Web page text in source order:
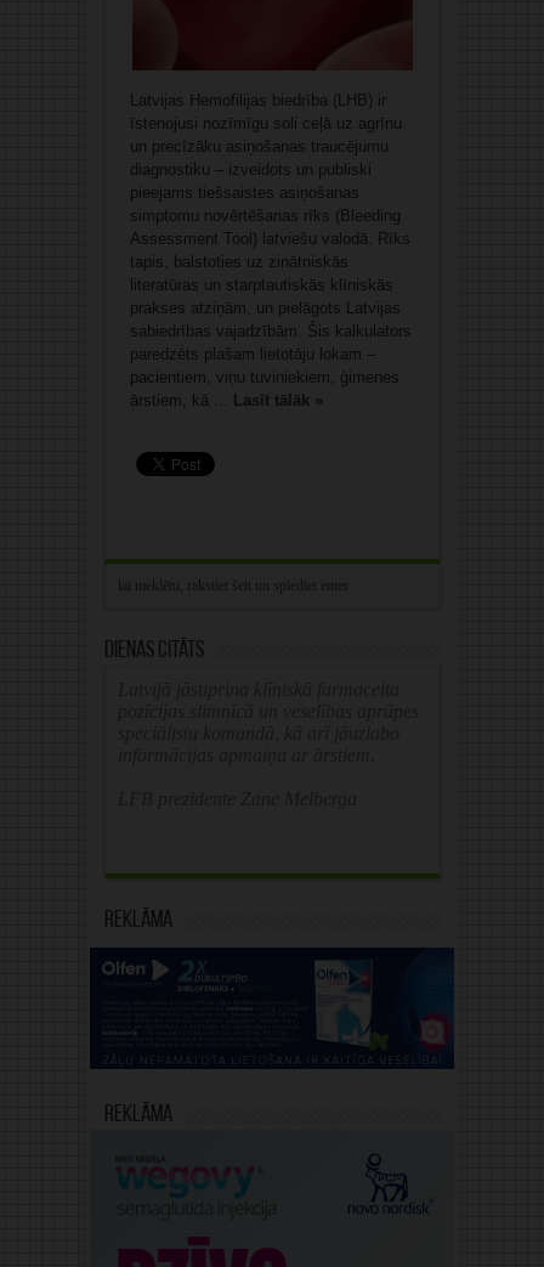
Latvijas Hemofilijas biedrība (LHB) ir
īstenojusi nozīmīgu soli ceļā uz agrīnu
un precīzāku asiņošanas traucējumu
diagnostiku – izveidots un publiski
pieejams tiešsaistes asiņošanas
simptomu novērtēšanas rīks (Bleeding
Assessment Tool) latviešu valodā. Rīks
tapis, balstoties uz zinātniskās
literatūras un starptautiskās klīniskās
prakses atziņām, un pielāgots Latvijas
sabiedrības vajadzībām. Šis kalkulators
paredzēts plašam lietotāju lokam –
pacientiem, viņu tuviniekiem, ģimenes
ārstiem, kā ... Lasīt tālāk »
Dienas citāts
Reklāma
Reklāma